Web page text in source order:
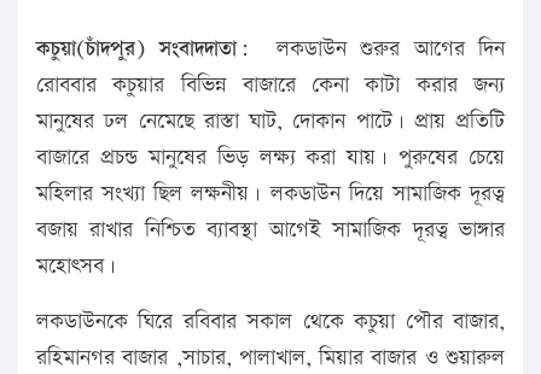
কচুয়া(চাঁদপুর) সংবাদদাতা:
লকডাউন শুরুর আগের দিন
রোববার কচুয়ার বিভিন্ন বাজারে কেনা কাটা করার জন্য
মানুষের ঢল নেমেছে রাস্তা ঘাট, দোকান পাটে। প্রায় প্রতিটি
বাজারে প্রচন্ড মানুষের ভিড় লক্ষ্য করা যায়। পুরুষের চেয়ে
মহিলার সংখ্যা ছিল লক্ষনীয়। লকডাউন দিয়ে সামাজিক দূরত্ব
বজায় রাখার নিশ্চিত ব্যাবস্থা আগেই সামাজিক দূরত্ব ভাঙ্গার
মহোৎসব।
লকডাউনকে ঘিরে রবিবার সকাল থেকে কচুয়া পৌর বাজার,
রহিমানগর বাজার ,সাচার, পালাখাল, মিয়ার বাজার ও শুয়ারুল